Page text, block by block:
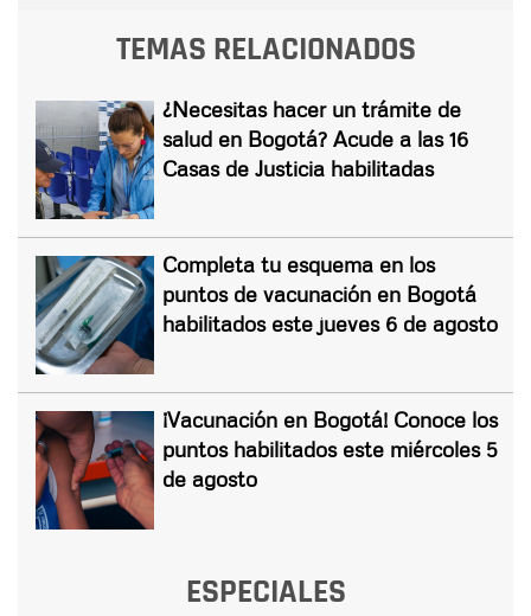
TEMAS RELACIONADOS
¿Necesitas hacer un trámite de
salud en Bogotá? Acude a las 16
Casas de Justicia habilitadas
Completa tu esquema en los
puntos de vacunación en Bogotá
habilitados este jueves 6 de agosto
¡Vacunación en Bogotá! Conoce los
puntos habilitados este miércoles 5
de agosto
ESPECIALES